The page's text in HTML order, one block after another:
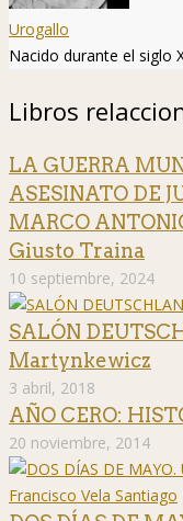
Urogallo
Nacido durante el siglo
Libros
LA GUERRA
ASESINATO DE
MARCO
Giusto Traina
10 septiembre, 2024
SALÓN
Martynkewicz
3 abril, 2018
AÑO CERO:
20 noviembre, 2014